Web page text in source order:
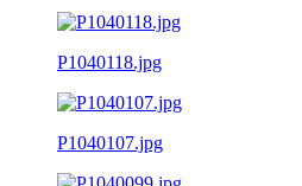
P1040118.jpg
P1040107.jpg